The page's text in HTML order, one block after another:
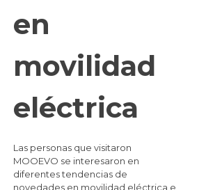
en
movilidad
eléctrica
Las personas que visitaron
MOOEVO se interesaron en
diferentes tendencias de
novedades en movilidad eléctrica e